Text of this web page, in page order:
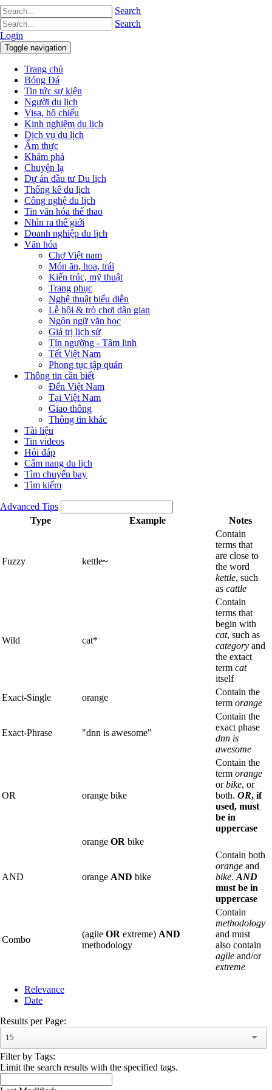
Search
Search
Login
Toggle navigation
Trang chủ
Bóng Đá
Tin tức sự kiện
Người du lịch
Visa, hộ chiếu
Kinh nghiệm du lịch
Dịch vụ du lịch
Ẩm thực
Khám phá
Chuyện lạ
Dự án đầu tư Du lịch
Thống kê du lịch
Công nghệ du lịch
Tin văn hóa thể thao
Nhìn ra thế giới
Doanh nghiệp du lịch
Văn hóa
Chợ Việt nam
Món ăn, hoa, trái
Kiến trúc, mỹ thuật
Trang phục
Nghệ thuật biểu diễn
Lễ hội & trò chơi dân gian
Ngôn ngữ văn học
Giá trị lịch sử
Tín ngưỡng - Tâm linh
Tết Việt Nam
Phong tục tập quán
Thông tin cần biết
Đến Việt Nam
Tại Việt Nam
Giao thông
Thông tin khác
Tài liệu
Tin videos
Hỏi đáp
Cẩm nang du lịch
Tìm chuyến bay
Tìm kiếm
Advanced Tips
Type
Example Notes
Fuzzy kettle~
Contain
terms that
are close to
the word
kettle, such
as cattle
Wild cat*
Contain
terms that
begin with
cat, such as
category and
the extact
term cat
itself
Exact-Single
orange
Contain the
term orange
Exact-Phrase "dnn is awesome"
Contain the
exact phase
dnn is
awesome
OR orange bike
Contain the
term orange
orbike, or
both. OR, if
used, must
be in
uppercase
orange OR bike
AND orange AND bike
Contain both
orange and
bike. AND
must be in
uppercase
Combo
(agile OR extreme) AND
methodology
Contain
methodology
and must
also contain
agile and/or
extreme
Relevance
Date
Results per Page:
15
Filter by Tags:
Limit the search results with the specified tags.